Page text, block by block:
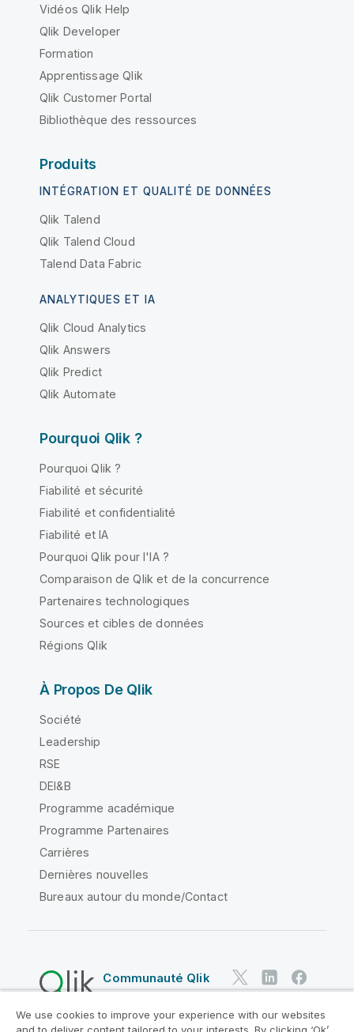
Vidéos Qlik Help
Qlik Developer
Formation
Apprentissage Qlik
Qlik Customer Portal
Bibliothèque des ressources
Produits
INTÉGRATION ET QUALITÉ DE DONNÉES
Qlik Talend
Qlik Talend Cloud
Talend Data Fabric
ANALYTIQUES ET IA
Qlik Cloud Analytics
Qlik Answers
Qlik Predict
Qlik Automate
Pourquoi Qlik ?
Pourquoi Qlik ?
Fiabilité et sécurité
Fiabilité et confidentialité
Fiabilité et IA
Pourquoi Qlik pour l'IA ?
Comparaison de Qlik et de la concurrence
Partenaires technologiques
Sources et cibles de données
Régions Qlik
À Propos De Qlik
Société
Leadership
RSE
DEI&B
Programme académique
Programme Partenaires
Carrières
Dernières nouvelles
Bureaux autour du monde/Contact
Communauté Qlik
Contrats juridiques
We use cookies to improve your experience with our websites